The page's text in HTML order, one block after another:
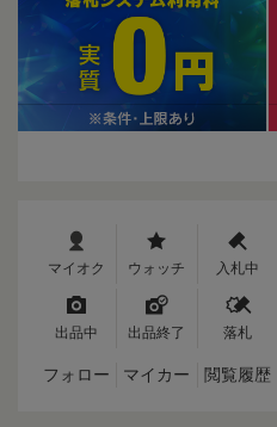
マイオク ウォッチ 入札中
出品中 出品終了 落札
フォロー マイカー 閲覧履歴